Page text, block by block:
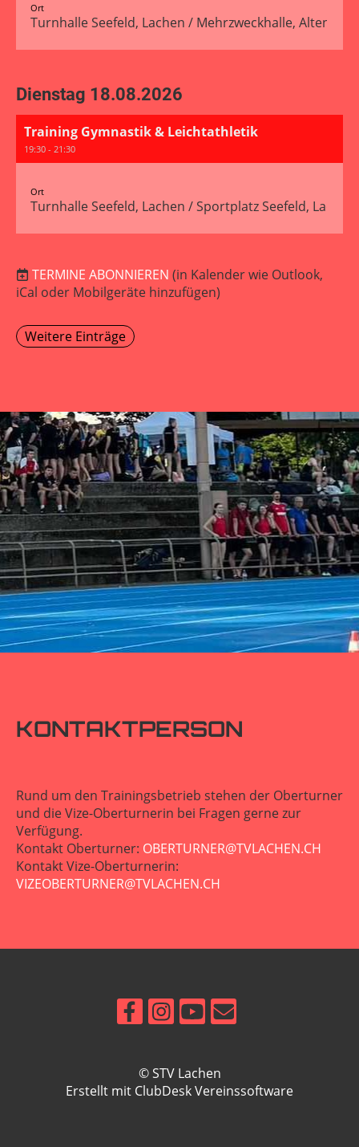
Ort
Turnhalle Seefeld, Lachen / Mehrzweckhalle, Altendorf
Dienstag 18.08.2026
Training Gymnastik & Leichtathletik
19:30 - 21:30
Ort
Turnhalle Seefeld, Lachen / Sportplatz Seefeld, Lachen
TERMINE ABONNIEREN (in Kalender wie Outlook,
iCal oder Mobilgeräte hinzufügen)
Weitere Einträge
KONTAKTPERSON
Rund um den Trainingsbetrieb stehen der Oberturner
und die Vize-Oberturnerin bei Fragen gerne zur
Verfügung.
Kontakt Oberturner: OBERTURNER@TVLACHEN.CH
Kontakt Vize-Oberturnerin:
VIZEOBERTURNER@TVLACHEN.CH
© STV Lachen
Erstellt mit ClubDesk Vereinssoftware